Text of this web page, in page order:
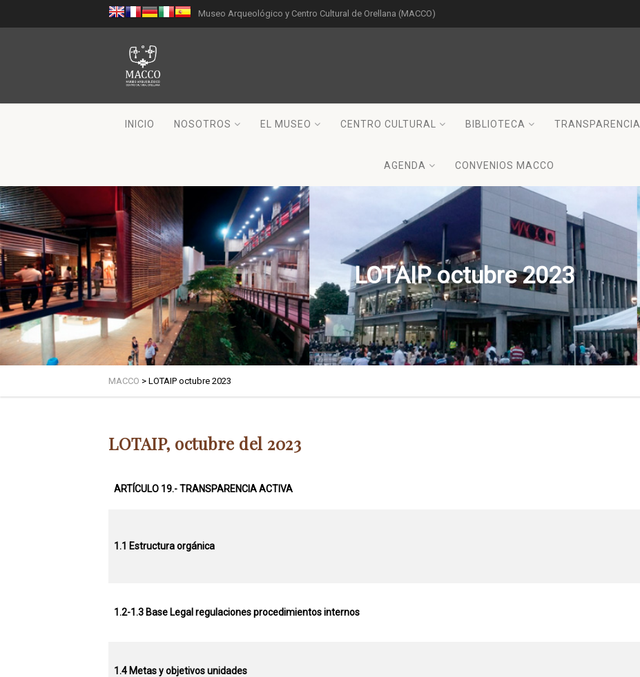
Museo Arqueológico y Centro Cultural de Orellana (MACCO)
INICIO NOSOTROS EL MUSEO CENTRO CULTURAL BIBLIOTECA TRANSPARENCIA
AGENDA CONVENIOS MACCO
LOTAIP octubre 2023
MACCO > LOTAIP octubre 2023
LOTAIP, octubre del 2023
ARTÍCULO 19.- TRANSPARENCIA ACTIVA
1.1 Estructura orgánica
1.2-1.3 Base Legal regulaciones procedimientos internos
1.4 Metas y objetivos unidades